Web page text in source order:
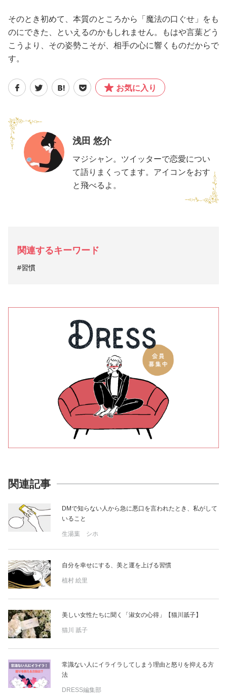
そのとき初めて、本質のところから「魔法の口ぐせ」をも
のにできた、といえるのかもしれません。もはや言葉どう
こうより、その姿勢こそが、相手の心に響くものだからで
す。
お気に入り
浅田 悠介
マジシャン。ツイッターで恋愛につい
て語りまくってます。アイコンをおす
と飛べるよ。
関連するキーワード
#習慣
関連記事
DMで知らない人から急に悪口を言われたとき、私がして
いること
生湯葉 シホ
自分を幸せにする、美と運を上げる習慣
植村 絵里
美しい女性たちに聞く「淑女の心得」【猫川舐子】
猫川 舐子
常識ない人にイライラしてしまう理由と怒りを抑える方
法
DRESS編集部